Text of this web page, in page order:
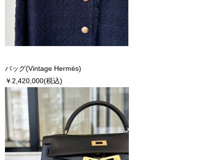
バッグ(Vintage Hermès)
￥2,420,000(税込)